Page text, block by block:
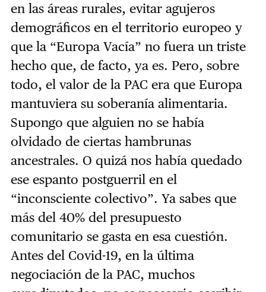
en las áreas rurales, evitar agujeros
demográficos en el territorio europeo y
que la “Europa Vacía” no fuera un triste
hecho que, de facto, ya es. Pero, sobre
todo, el valor de la PAC era que Europa
mantuviera su soberanía alimentaria.
Supongo que alguien no se había
olvidado de ciertas hambrunas
ancestrales. O quizá nos había quedado
ese espanto postguerril en el
“inconsciente colectivo”. Ya sabes que
más del 40% del presupuesto
comunitario se gasta en esa cuestión.
Antes del Covid-19, en la última
negociación de la PAC, muchos